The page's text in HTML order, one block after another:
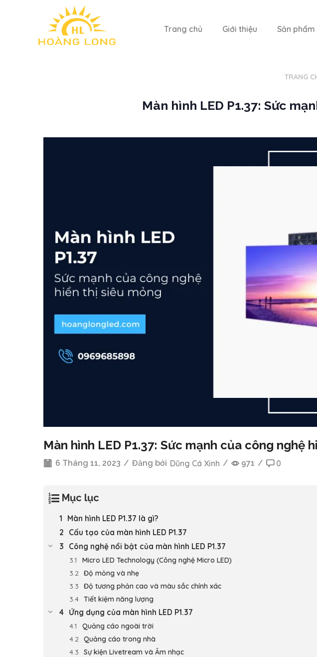
Trang chủ Giới thiệu Sản phẩm
TRANG
Màn hình LED P1.37: Sức
Màn hình LED P1.37: Sức mạnh của công nghệ
6 Tháng 11, 2023 / Đăng bởi Dũng Cá Xinh / 971 / 0
Mục lục
Màn hình LED P1.37 là gì?
Cấu tạo của màn hình LED P1.37
Công nghệ nổi bật của màn hình LED P1.37
Micro LED Technology (Công nghệ Micro LED)
Độ mỏng và nhẹ
Độ tương phản cao và màu sắc chính xác
Tiết kiệm năng lượng
Ứng dụng của màn hình LED P1.37
Quảng cáo ngoài trời
Quảng cáo trong nhà
Sự kiện Livetream và Âm nhạc